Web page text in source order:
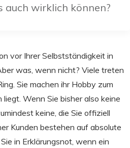
auch wirklich können?
vor Ihrer Selbstständigkeit in
was, wenn nicht? Viele treten
Sie machen ihr Hobby zum
Wenn Sie bisher also keine
keine, die Sie offiziell
Kunden bestehen auf absolute
in Erklärungsnot, wenn ein